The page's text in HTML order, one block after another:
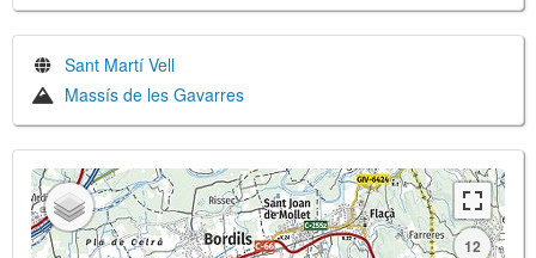
Sant Martí Vell
Massís de les Gavarres
12